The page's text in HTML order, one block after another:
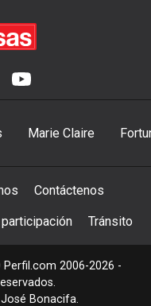
Marie Claire
Contáctenos
Tránsito
Perfil.com 2006-2026 -
Bonacifa.